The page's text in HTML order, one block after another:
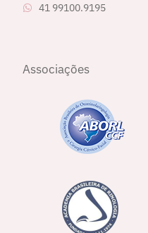
41 99100.9195
Associações